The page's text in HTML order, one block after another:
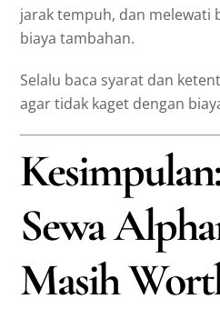
jarak tempuh, dan melewati
biaya tambahan.
Selalu baca syarat dan
agar tidak kaget dengan
Sewa
Masih